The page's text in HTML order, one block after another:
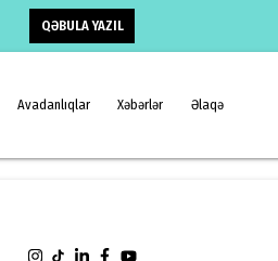
QƏBULA YAZIL
Avadanlıqlar Xəbərlər Əlaqə